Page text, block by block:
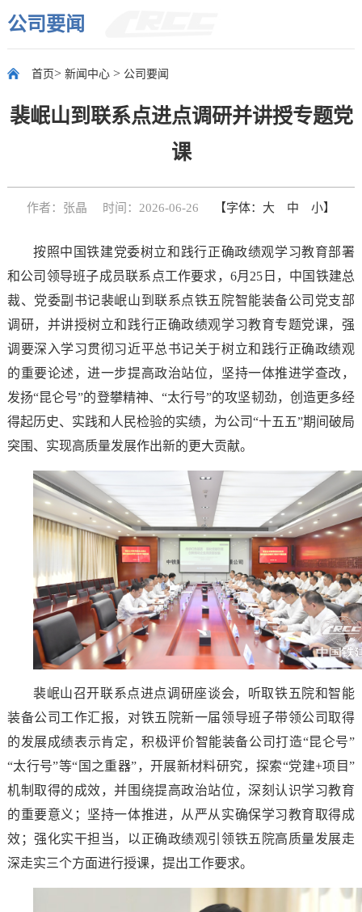
公司要闻
首页> 新闻中心 > 公司要闻
裴岷山到联系点进点调研并讲授专题党
课
作者：张晶 时间：2026-06-26 【字体： 大 中 小】
按照中国铁建党委树立和践行正确政绩观学习教育部署
和公司领导班子成员联系点工作要求，6月25日，中国铁建总
裁、党委副书记裴岷山到联系点铁五院智能装备公司党支部
调研，并讲授树立和践行正确政绩观学习教育专题党课，强
调要深入学习贯彻习近平总书记关于树立和践行正确政绩观
的重要论述，进一步提高政治站位，坚持一体推进学查改，
发扬“昆仑号”的登攀精神、“太行号”的攻坚韧劲，创造更多经
得起历史、实践和人民检验的实绩，为公司“十五五”期间破局
突围、实现高质量发展作出新的更大贡献。
裴岷山召开联系点进点调研座谈会，听取铁五院和智能
装备公司工作汇报，对铁五院新一届领导班子带领公司取得
的发展成绩表示肯定，积极评价智能装备公司打造“昆仑号”
“太行号”等“国之重器”，开展新材料研究，探索“党建+项目”
机制取得的成效，并围绕提高政治站位，深刻认识学习教育
的重要意义；坚持一体推进，从严从实确保学习教育取得成
效；强化实干担当，以正确政绩观引领铁五院高质量发展走
深走实三个方面进行授课，提出工作要求。